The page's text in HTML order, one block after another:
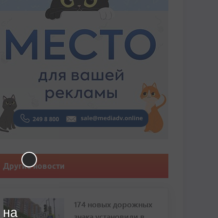
Другие новости
174 новых дорожных